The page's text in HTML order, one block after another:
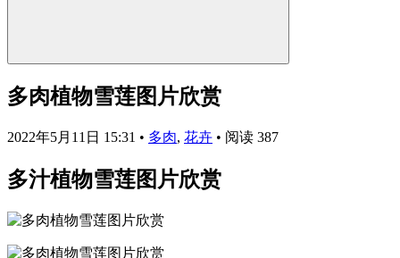
多肉植物雪莲图片欣赏
2022年5月11日 15:31 • 多肉, 花卉 • 阅读 387
多汁植物雪莲图片欣赏